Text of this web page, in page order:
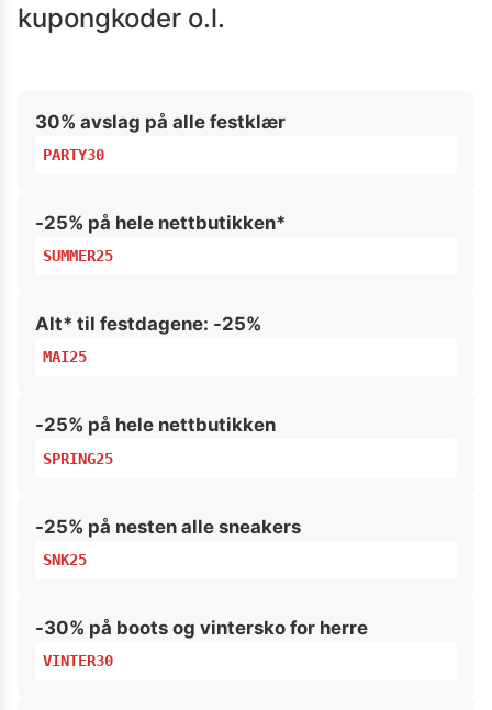
kupongkoder o.l.
30% avslag på alle festklær
PARTY30
-25% på hele nettbutikken*
SUMMER25
Alt* til festdagene: -25%
MAI25
-25% på hele nettbutikken
SPRING25
-25% på nesten alle sneakers
SNK25
-30% på boots og vintersko for herre
VINTER30